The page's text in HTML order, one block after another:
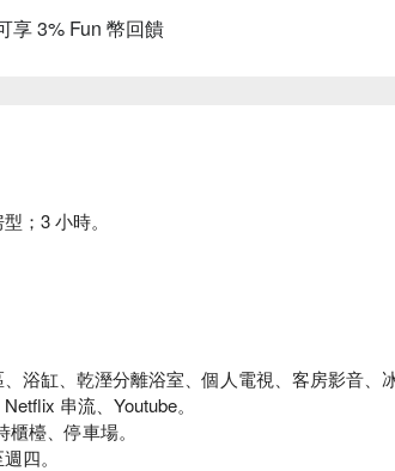
享 3% Fun 幣回饋
；3 小時。
、浴缸、乾溼分離浴室、個人電視、客房影音、
串流、Youtube。
櫃檯、停車場。
四。